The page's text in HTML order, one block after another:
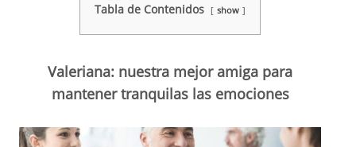
Tabla de Contenidos show
Valeriana: nuestra mejor amiga para
mantener tranquilas las emociones